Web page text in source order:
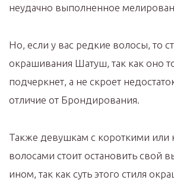
неудачно выполненное
Но, если у вас редкие волосы, то
окрашивания Шатуш, так как оно
подчеркнет, а не скроет
отличие от Брондирования.
Также девушкам с короткими или
волосами стоит остановить свой
ином, так как суть этого стиля